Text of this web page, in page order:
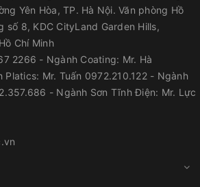
Yên Hòa, TP. Hà Nội. Văn phòng Hồ
số 8, KDC CityLand Garden Hills,
Chí Minh
2266 - Ngành Coating: Mr. Hà
Mr. Tuấn 0972.210.122 - Ngành
- Ngành Sơn Tĩnh Điện: Mr. Lực